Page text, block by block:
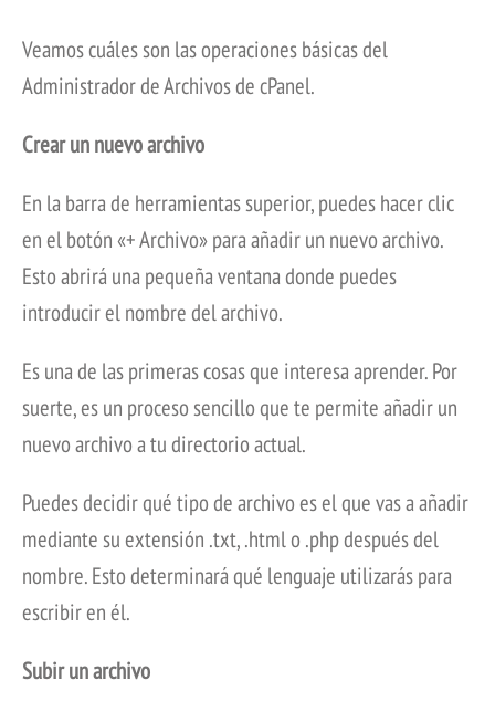
Veamos cuáles son las operaciones básicas del
Administrador de Archivos de cPanel.
Crear un nuevo archivo
En la barra de herramientas superior, puedes hacer clic
en el botón «+ Archivo» para añadir un nuevo archivo.
Esto abrirá una pequeña ventana donde puedes
introducir el nombre del archivo.
Es una de las primeras cosas que interesa aprender. Por
suerte, es un proceso sencillo que te permite añadir un
nuevo archivo a tu directorio actual.
Puedes decidir qué tipo de archivo es el que vas a añadir
mediante su extensión .txt, .html o .php después del
nombre. Esto determinará qué lenguaje utilizarás para
escribir en él.
Subir un archivo